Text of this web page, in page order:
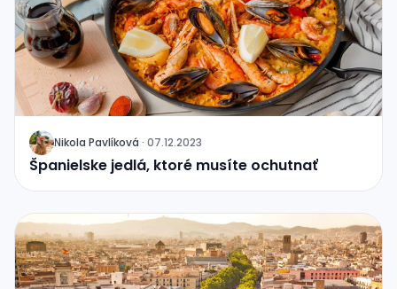
J Nikola Pavlíková · 07.12.2023
Španielske jedlá, ktoré musíte ochutnať